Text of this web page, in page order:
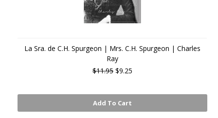
La Sra. de C.H. Spurgeon | Mrs. C.H. Spurgeon | Charles
Ray
$11.95 $9.25
Add To Cart